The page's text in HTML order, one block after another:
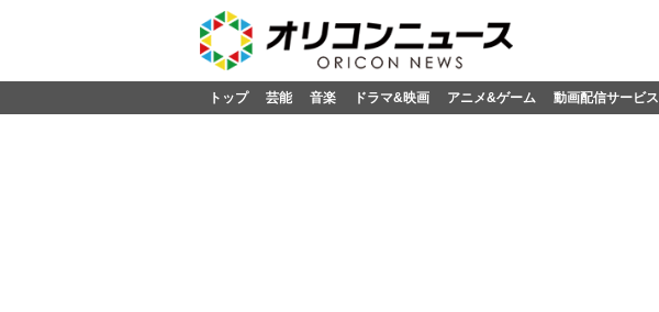
トップ 芸能 音楽 ドラマ&映画 アニメ&ゲーム 動画配信サービス